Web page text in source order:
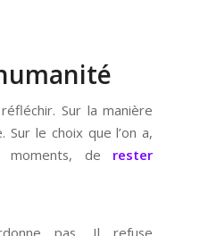
Sur la manière
le choix que l’on a,
moments, de rester